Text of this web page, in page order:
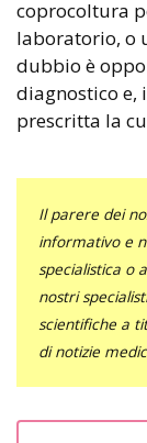
coprocoltura
laboratorio, o
dubbio è
diagnostico e,
prescritta la
Il parere dei
informativo e
specialistica o
nostri
scientifiche a
di notizie